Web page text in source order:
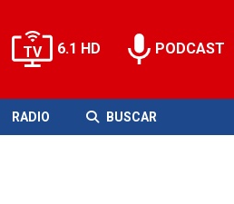
6.1 HD PODCAST
RADIO BUSCAR